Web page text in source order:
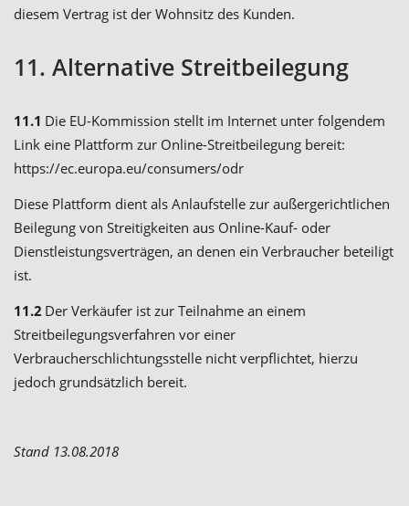
diesem Vertrag ist der Wohnsitz des Kunden.
11. Alternative Streitbeilegung
11.1 Die EU-Kommission stellt im Internet unter folgendem
Link eine Plattform zur Online-Streitbeilegung bereit:
https://ec.europa.eu/consumers/odr
Diese Plattform dient als Anlaufstelle zur außergerichtlichen
Beilegung von Streitigkeiten aus Online-Kauf- oder
Dienstleistungsverträgen, an denen ein Verbraucher beteiligt
ist.
11.2 Der Verkäufer ist zur Teilnahme an einem
Streitbeilegungsverfahren vor einer
Verbraucherschlichtungsstelle nicht verpflichtet, hierzu
jedoch grundsätzlich bereit.
Stand 13.08.2018